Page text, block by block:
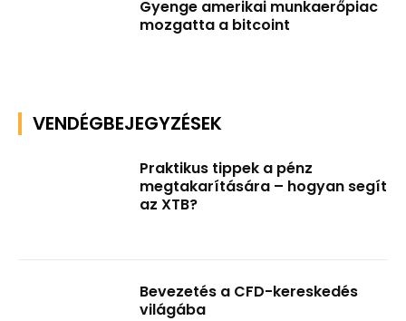
Gyenge amerikai munkaerőpiac
mozgatta a bitcoint
VENDÉGBEJEGYZÉSEK
Praktikus tippek a pénz
megtakarítására – hogyan segít
az XTB?
Bevezetés a CFD-kereskedés
világába